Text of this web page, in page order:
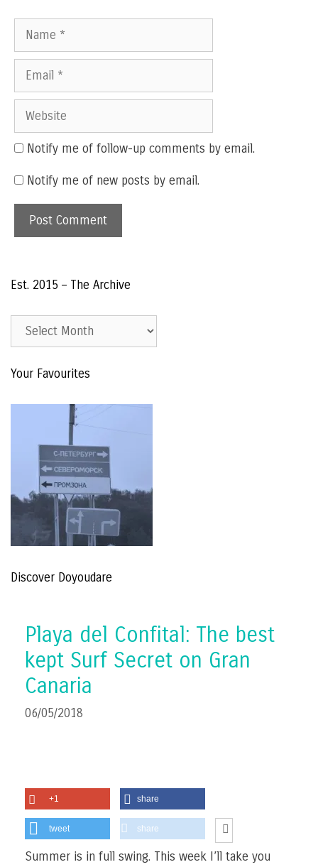
Name
Email
Website
Notify me of follow-up comments by email.
Notify me of new posts by email.
Est. 2015 – The Archive
Est.
The
Your Favourites
Discover Doyoudare
Playa del Confital: The best
kept Surf Secret on Gran
Canaria
06/05/2018
+1 share
tweet share
Summer is in full swing. This week I’ll take you